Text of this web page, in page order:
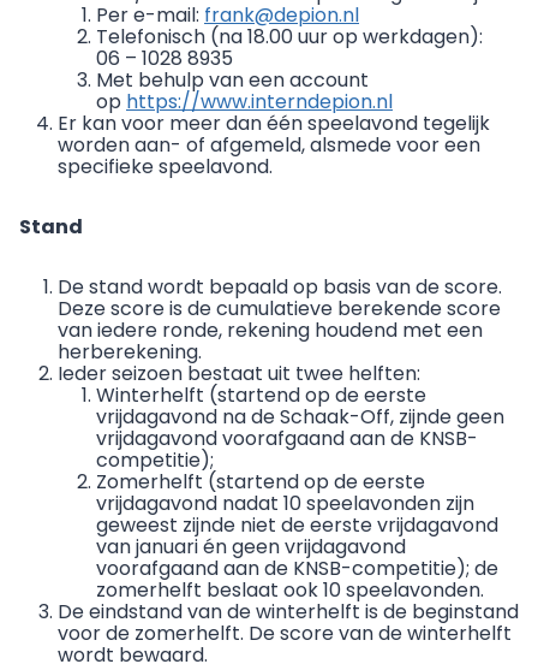
Per e-mail: frank@depion.nl
Telefonisch (na 18.00 uur op werkdagen):
06 – 1028 8935
Met behulp van een account
op https://www.interndepion.nl
Er kan voor meer dan één speelavond tegelijk
worden aan- of afgemeld, alsmede voor een
specifieke speelavond.
Stand
De stand wordt bepaald op basis van de score.
Deze score is de cumulatieve berekende score
van iedere ronde, rekening houdend met een
herberekening.
Ieder seizoen bestaat uit twee helften:
Winterhelft (startend op de eerste
vrijdagavond na de Schaak-Off, zijnde geen
vrijdagavond voorafgaand aan de KNSB-
competitie);
Zomerhelft (startend op de eerste
vrijdagavond nadat 10 speelavonden zijn
geweest zijnde niet de eerste vrijdagavond
van januari én geen vrijdagavond
voorafgaand aan de KNSB-competitie); de
zomerhelft beslaat ook 10 speelavonden.
De eindstand van de winterhelft is de beginstand
voor de zomerhelft. De score van de winterhelft
wordt bewaard.